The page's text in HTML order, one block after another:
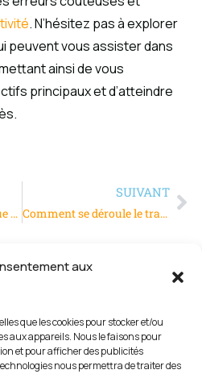
aux
que les cookies pour stocker et/ou
aux appareils. Nous le faisons pour
et pour afficher des publicités
nous permettra de traiter des
. N’hésitez pas à explorer
peuvent vous assister dans
ainsi de vous
principaux et d’atteindre
Qu’est-ce qu’une politique DEI en entreprise ?
SUIVANT
Comment se déroule le traitement industriel des poudres agroalimentaires ?